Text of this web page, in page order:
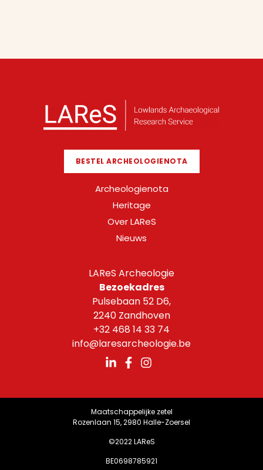
LAReS Archeologie
Bezoekadres
Pulsebaan 52 D6,
2240 Zandhoven
+32 468 14 33 74
info@laresarcheologie.be
BESTEL ARCHEOLOGIENOTA
Archeologienota
Heritage
Over LAReS
Nieuws
Maatschappelijke zetel
Rozenlaan 15, 2980 Halle-Zoersel
©2022 LAReS
BE0698785921